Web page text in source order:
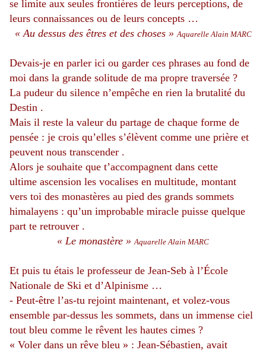
se limite aux seules frontières de leurs perceptions, de
leurs connaissances ou de leurs concepts …
« Au dessus des êtres et des choses »Aquarelle Alain MARC
Devais-je en parler ici ou garder ces phrases au fond de
moi dans la grande solitude de ma propre traversée ?
La pudeur du silence n’empêche en rien la brutalité du
Destin .
Mais il reste la valeur du partage de chaque forme de
pensée : je crois qu’elles s’élèvent comme une prière et
peuvent nous transcender .
Alors je souhaite que t’accompagnent dans cette
ultime ascension les vocalises en multitude, montant
vers toi des monastères au pied des grands sommets
himalayens : qu’un improbable miracle puisse quelque
part te retrouver .
« Le monastère »Aquarelle Alain MARC
Et puis tu étais le professeur de Jean-Seb à l’École
Nationale de Ski et d’Alpinisme …
- Peut-être l’as-tu rejoint maintenant, et volez-vous
ensemble par-dessus les sommets, dans un immense ciel
tout bleu comme le rêvent les hautes cimes ?
« Voler dans un rêve bleu » : Jean-Sébastien, avait